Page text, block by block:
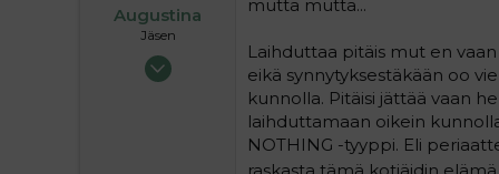
Augustina
Jäsen
20.04.2004
mutta mutta...
Laihduttaa pitäis mut en
eikä synnytyksestäkään oo
kunnolla. Pitäisi jättää vaan
laihduttamaan oikein
NOTHING -tyyppi. Eli